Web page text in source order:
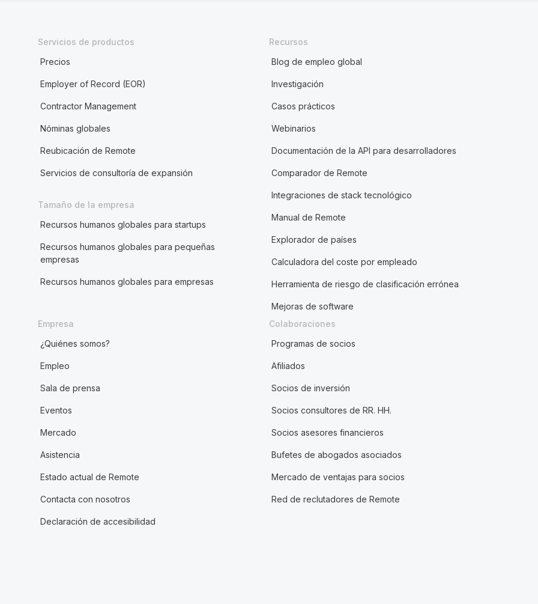
Servicios de productos
Precios
Employer of Record (EOR)
Contractor Management
Nóminas globales
Reubicación de Remote
Servicios de consultoría de expansión
Tamaño de la empresa
Recursos humanos globales para startups
Recursos humanos globales para pequeñas
empresas
Recursos humanos globales para empresas
Recursos
Blog de empleo global
Investigación
Casos prácticos
Webinarios
Documentación de la API para desarrolladores
Comparador de Remote
Integraciones de stack tecnológico
Manual de Remote
Explorador de países
Calculadora del coste por empleado
Herramienta de riesgo de clasificación errónea
Mejoras de software
Empresa
¿Quiénes somos?
Empleo
Sala de prensa
Eventos
Mercado
Asistencia
Estado actual de Remote
Contacta con nosotros
Declaración de accesibilidad
Colaboraciones
Programas de socios
Afiliados
Socios de inversión
Socios consultores de RR. HH.
Socios asesores financieros
Bufetes de abogados asociados
Mercado de ventajas para socios
Red de reclutadores de Remote